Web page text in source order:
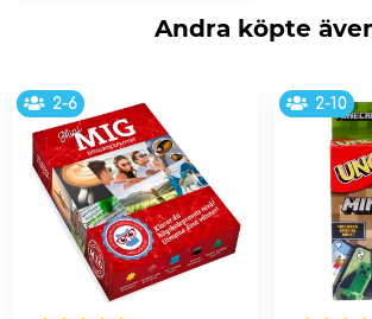
Andra köpte
2-6 2-10